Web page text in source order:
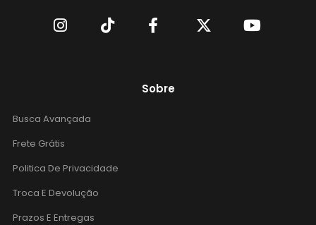
Sobre
Busca Avançada
Frete Grátis
Politica De Privacidade
Troca E Devolução
Prazos E Entregas